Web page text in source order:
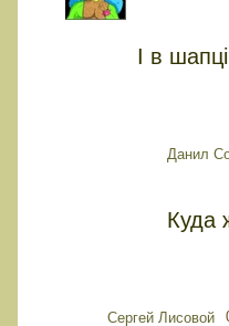
І в
Данил
Куда
Сергей Лисовой